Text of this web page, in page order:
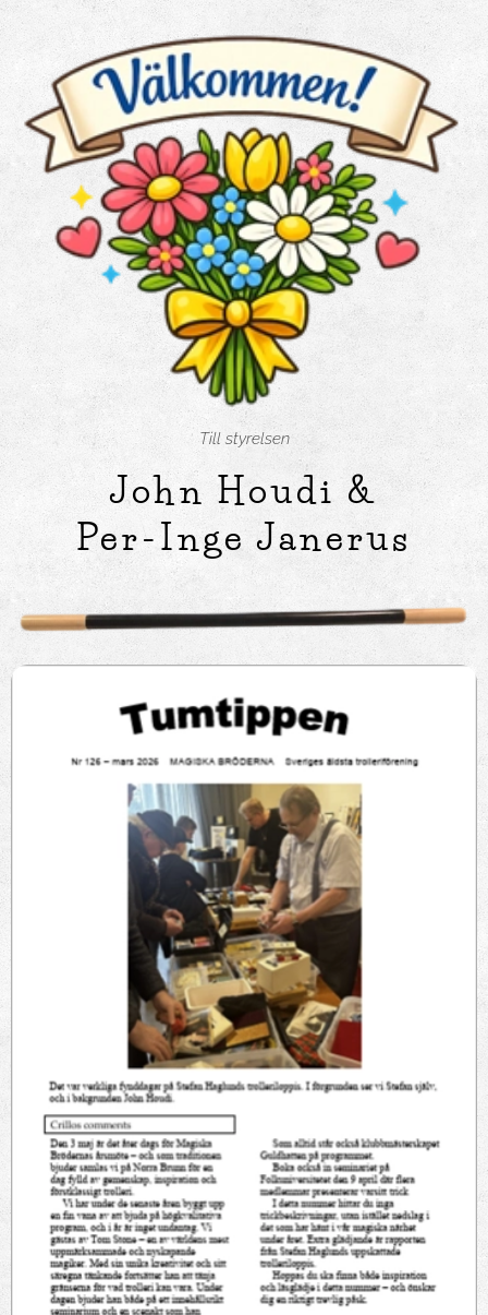
Till styrelsen
John Houdi &
Per-Inge Janerus